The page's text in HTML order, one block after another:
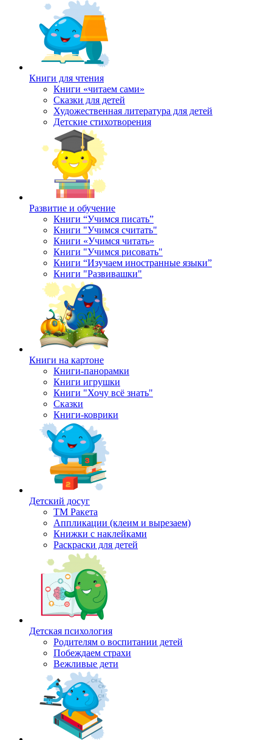
Книги для чтения
Книги «читаем сами»
Сказки для детей
Художественная литература для детей
Детские стихотворения
Развитие и обучение
Книги “Учимся писать”
Книги "Учимся считать"
Книги «Учимся читать»
Книги "Учимся рисовать"
Книги “Изучаем иностранные языки”
Книги "Развивашки"
Книги на картоне
Книги-панорамки
Книги игрушки
Книги "Хочу всё знать"
Сказки
Книги-коврики
Детский досуг
ТМ Ракета
Аппликации (клеим и вырезаем)
Книжки с наклейками
Раскраски для детей
Детская психология
Родителям о воспитании детей
Побеждаем страхи
Вежливые дети